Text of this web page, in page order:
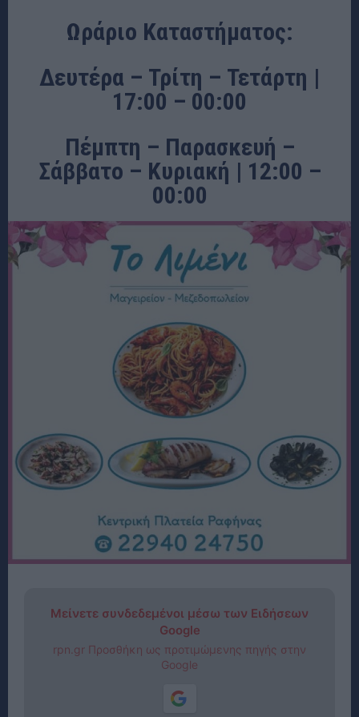
Ωράριο Καταστήματος:
Δευτέρα – Τρίτη – Τετάρτη |
17:00 – 00:00
Πέμπτη – Παρασκευή –
Σάββατο – Κυριακή | 12:00 –
00:00
Μείνετε συνδεδεμένοι μέσω των Ειδήσεων
Google
rpn.gr Προσθήκη ως προτιμώμενης πηγής στην
Google